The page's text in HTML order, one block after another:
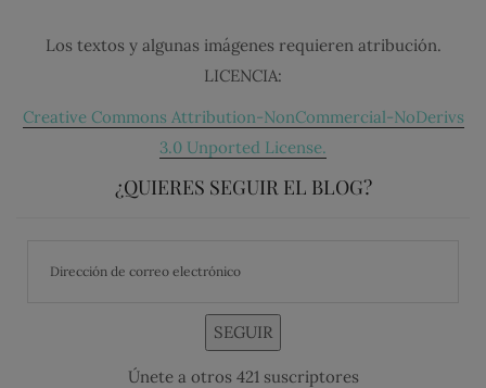
Los textos y algunas imágenes requieren atribución.
LICENCIA:
Creative Commons Attribution-NonCommercial-NoDerivs
3.0 Unported License.
¿QUIERES SEGUIR EL BLOG?
SEGUIR
Únete a otros 421 suscriptores